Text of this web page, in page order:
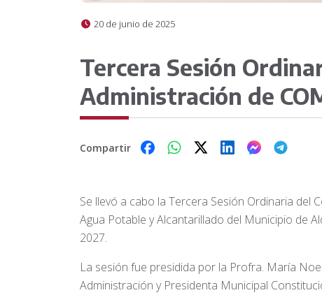
20 de junio de 2025
Tercera Sesión
Administración de
Compartir
Se llevó a cabo la Tercera Sesión Ordinaria del
Agua Potable y Alcantarillado del Municipio de
2027.
La sesión fue presidida por la Profra. María
Administración y Presidenta Municipal